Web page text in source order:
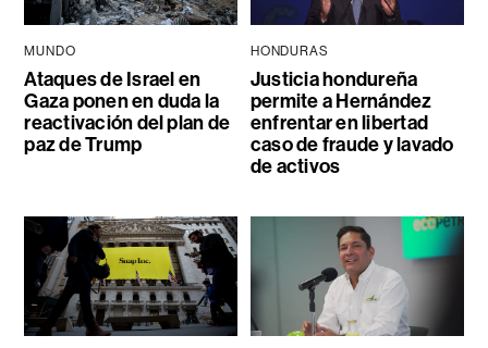
MUNDO
Ataques de Israel en
Gaza ponen en duda la
reactivación del plan de
paz de Trump
HONDURAS
Justicia hondureña
permite a Hernández
enfrentar en libertad
caso de fraude y lavado
de activos